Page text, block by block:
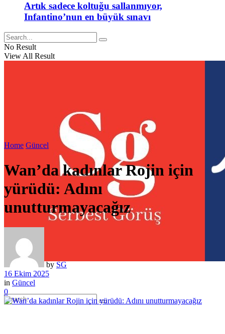
Artık sadece koltuğu sallanmıyor,
Infantino’nun en büyük sınavı
No Result
View All Result
Home Güncel
Wan’da kadınlar Rojin için
yürüdü: Adını
unutturmayacağız
by SG
16 Ekim 2025
in Güncel
0